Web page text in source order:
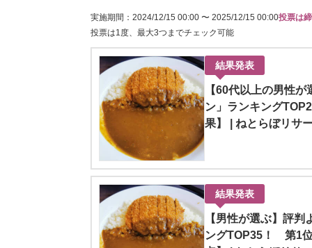
実施期間：2024/12/15 00:00 〜 2025/12/15 00:00
投票は1度、最大3つまでチェック可能
投票は
結果発表
【60代以上の男性
ン」ランキング
果】 | ねとらぼリサ
結果発表
【男性が選ぶ】評
ングTOP35！ 第1